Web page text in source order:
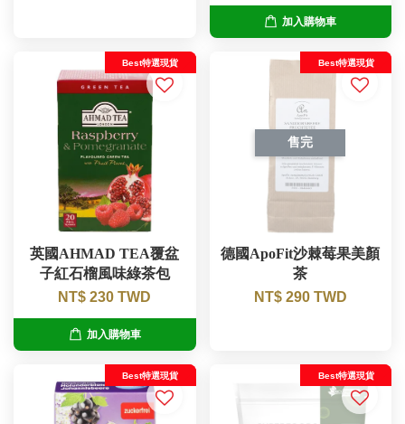
加入購物車
Best特選現貨
英國AHMAD TEA覆盆
子紅石榴風味綠茶包
NT$ 230 TWD
加入購物車
售完
Best特選現貨
德國ApoFit沙棘莓果美顏
茶
NT$ 290 TWD
Best特選現貨 Best特選現貨